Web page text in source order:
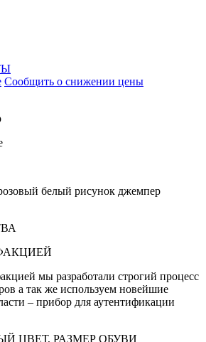
Сообщить о снижении цены
белый рисунок джемпер
мы разработали строгий процесс
а так же используем новейшие
– прибор для аутентификации
ЦВЕТ, РАЗМЕР ОБУВИ